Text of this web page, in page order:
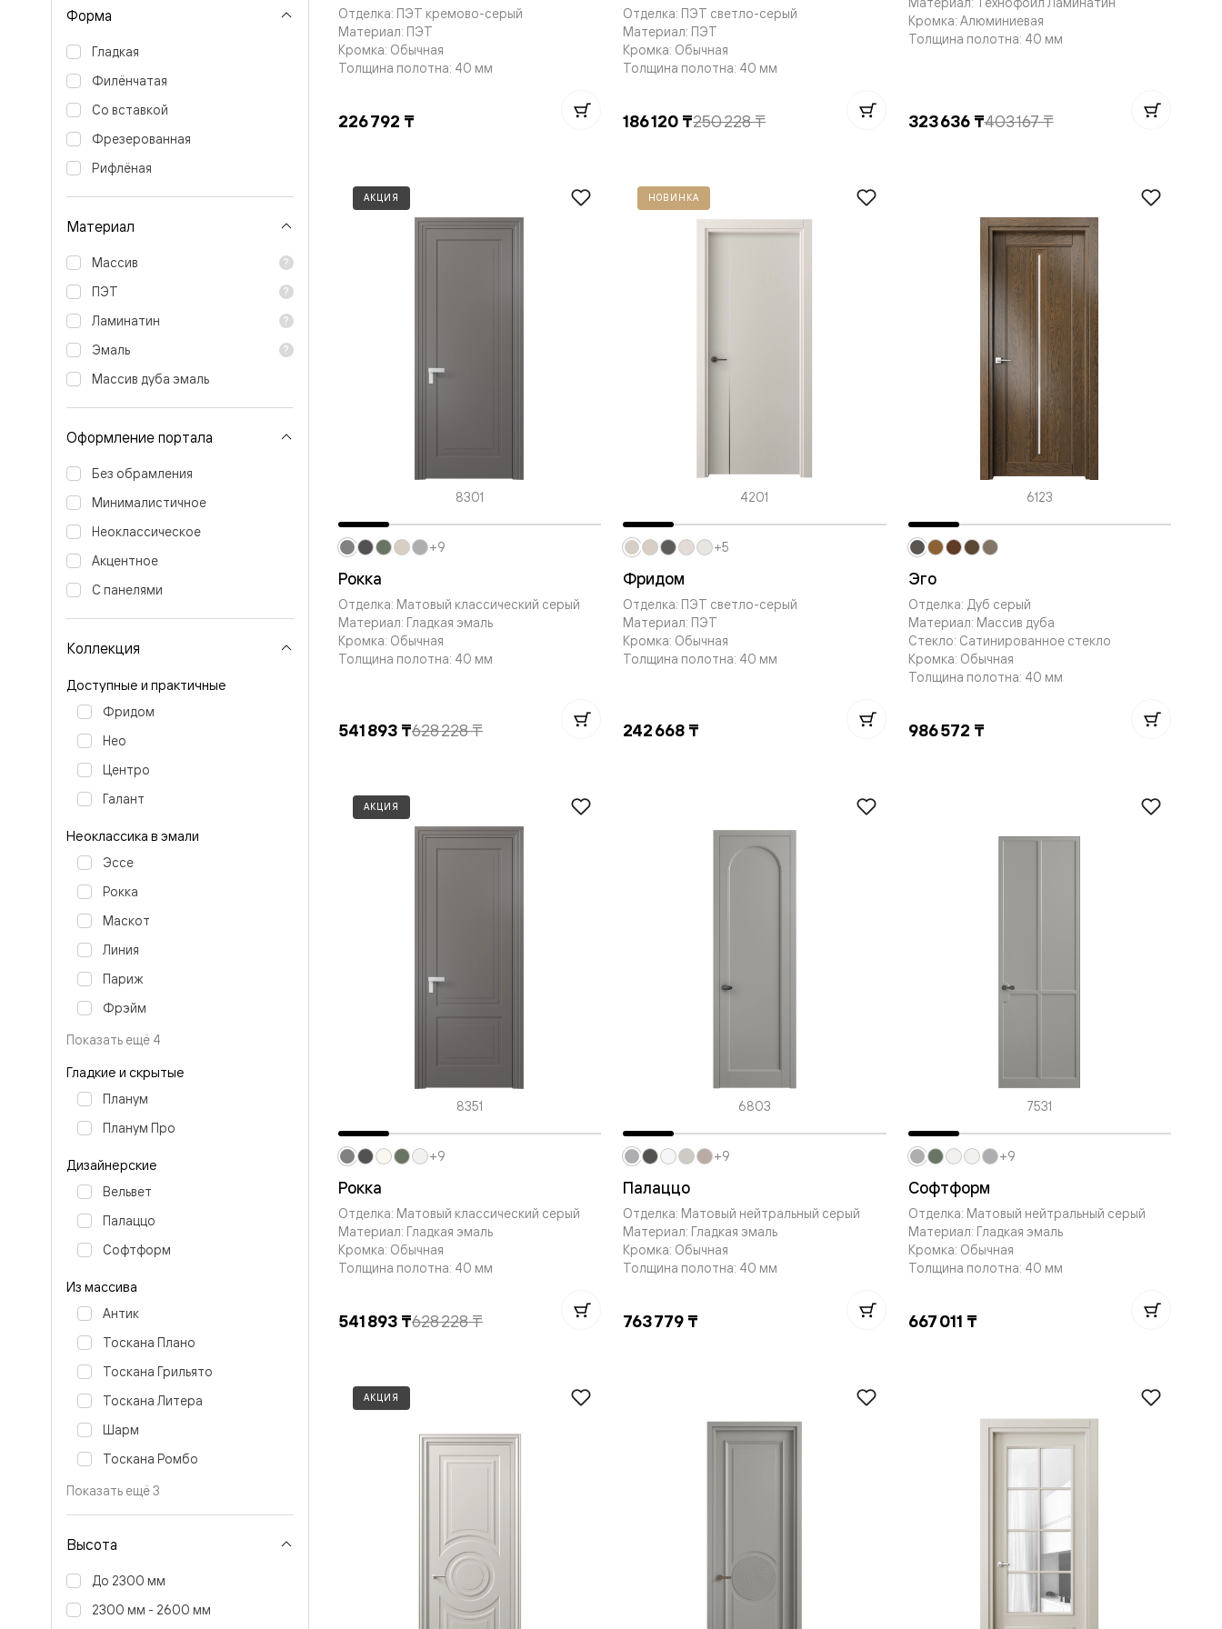
Литера
Тоскана
Ромбо
Тоскана
Современный
стиль
Планум
Планум
Мозаик
Поворотные
двери
Скрытые
двери
Дизайнерский
шпон
Со
стеклом
гардеробную
В
тренде
Стеклянные
перегородки
под
покраску
Двери
из
дуба
и
бука
Шпоновые
отделки
Имитация
алюминия
эмалью
Однотонные
Мультишпон
Форма
Гладкая
Филёнчатая
Со вставкой
Фрезерованная
Рифлёная
Материал
Массив
ПЭТ
Ламинатин
Эмаль
Массив дуба эмаль
Оформление портала
Без обрамления
Минималистичное
Неоклассическое
Акцентное
С панелями
Коллекция
Доступные и практичные
Фридом
Нео
Центро
Галант
Неоклассика в эмали
Эссе
Рокка
Маскот
Линия
Париж
Фрэйм
Показать ещё 4
Гладкие и скрытые
Планум
Планум Про
Дизайнерские
Вельвет
Палаццо
Софтформ
Из массива
Антик
Тоскана Плано
Тоскана Грильято
Тоскана Литера
Шарм
Тоскана Ромбо
Показать ещё 3
Высота
До 2300 мм
2300 мм - 2600 мм
Отделка: ПЭТ кремово-серый
Материал: ПЭТ
Кромка: Обычная
Толщина полотна: 40 мм
226 792 ₸
Отделка: ПЭТ светло-серый
Материал: ПЭТ
Кромка: Обычная
Толщина полотна: 40 мм
186 120 ₸250 228 ₸
Кромка: Алюминиевая
Толщина полотна: 40 мм
323 636 ₸403 167 ₸
АКЦИЯ
8301
Рокка
Отделка: Матовый классический серый
Материал: Гладкая эмаль
Кромка: Обычная
Толщина полотна: 40 мм
541 893 ₸628 228 ₸
+9
НОВИНКА
4201
Фридом
Отделка: ПЭТ светло-серый
Материал: ПЭТ
Кромка: Обычная
Толщина полотна: 40 мм
242 668 ₸
+5
6123
Эго
Отделка: Дуб серый
Материал: Массив дуба
Стекло: Сатинированное стекло
Кромка: Обычная
Толщина полотна: 40 мм
986 572 ₸
АКЦИЯ
8351
Рокка
Отделка: Матовый классический серый
Материал: Гладкая эмаль
Кромка: Обычная
Толщина полотна: 40 мм
541 893 ₸628 228 ₸
+9
6803
Палаццо
Отделка: Матовый нейтральный серый
Материал: Гладкая эмаль
Кромка: Обычная
Толщина полотна: 40 мм
763 779 ₸
+9
7531
Софтформ
Отделка: Матовый нейтральный серый
Материал: Гладкая эмаль
Кромка: Обычная
Толщина полотна: 40 мм
667 011 ₸
+9
АКЦИЯ